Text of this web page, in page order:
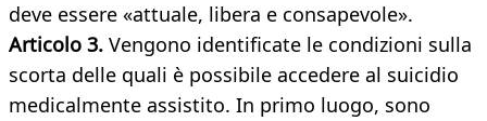
deve essere «attuale, libera e consapevole».
Articolo 3. Vengono identificate le condizioni sulla
scorta delle quali è possibile accedere al suicidio
medicalmente assistito. In primo luogo, sono